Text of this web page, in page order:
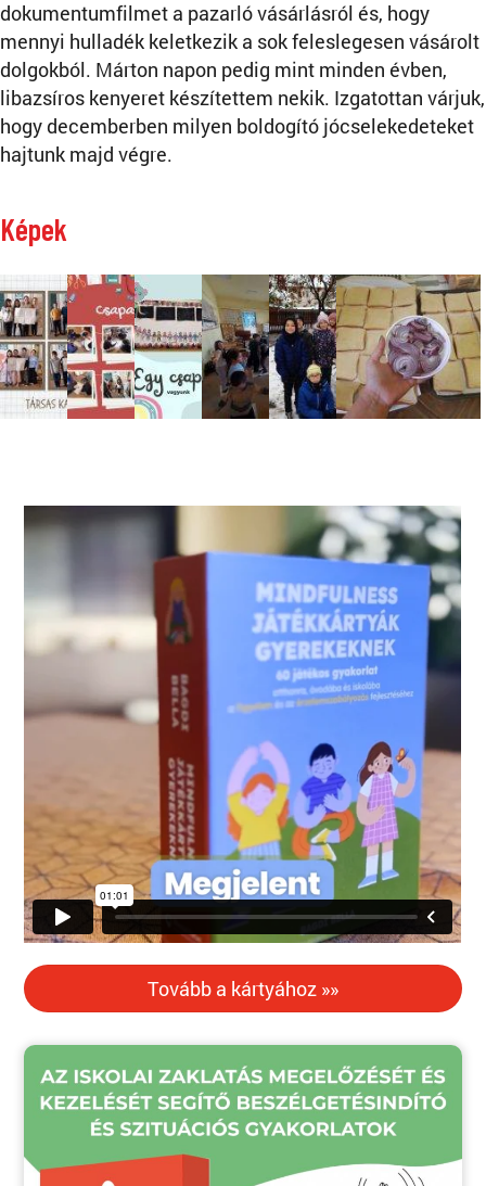
dokumentumfilmet a pazarló vásárlásról és, hogy
mennyi hulladék keletkezik a sok feleslegesen vásárolt
dolgokból. Márton napon pedig mint minden évben,
libazsíros kenyeret készítettem nekik. Izgatottan várjuk,
hogy decemberben milyen boldogító jócselekedeteket
hajtunk majd végre.
Képek
Tovább a kártyához »»